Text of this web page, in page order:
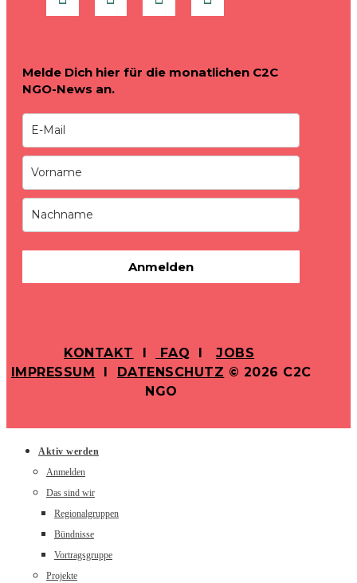
Melde Dich hier für die monatlichen C2C
NGO-News an.
Anmelden
KONTAKT FAQ IJOBS
IMPRESSUM
DATENSCHUTZ © 2026 C2C
NGO
Aktiv werden
Anmelden
Das sind wir
Regionalgruppen
Bündnisse
Vortragsgruppe
Projekte